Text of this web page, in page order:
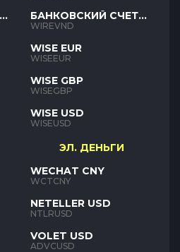
БАНКОВСКИЙ СЧЕТ
VND
WIREVND
WISE EUR
WISEEUR
WISE GBP
WISEGBP
WISE USD
WISEUSD
ЭЛ. ДЕНЬГИ
WECHAT CNY
WCTCNY
NETELLER USD
NTLRUSD
VOLET USD
ADVCUSD